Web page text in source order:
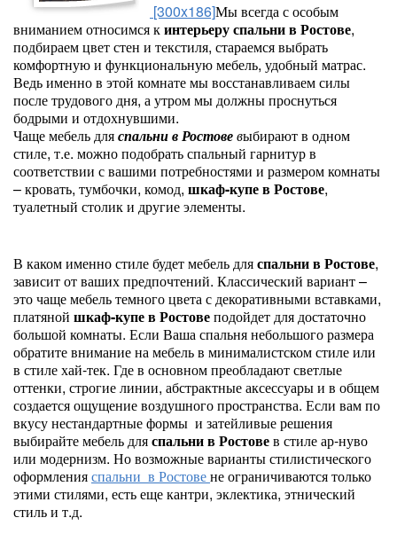
[300x186]Мы всегда с особым
вниманием относимся кинтерьеру спальни в Ростове,
подбираем цвет стен и текстиля, стараемся выбрать
комфортную и функциональную мебель, удобный матрас.
Ведь именно в этой комнате мы восстанавливаем силы
после трудового дня, а утром мы должны проснуться
бодрыми и отдохнувшими.
Чаще мебель дляспальни в Ростовевыбирают в одном
стиле, т.е. можно подобрать спальный гарнитур в
соответствии с вашими потребностями и размером комнаты
– кровать, тумбочки, комод, шкаф-купе в Ростове,
туалетный столик и другие элементы.
В каком именно стиле будет мебель дляспальни в Ростове,
зависит от ваших предпочтений. Классический вариант –
это чаще мебель темного цвета с декоративными вставками,
платяной шкаф-купе в Ростовеподойдет для достаточно
большой комнаты. Если Ваша спальня небольшого размера
обратите внимание на мебель в минималистском стиле или
в стиле хай-тек. Где в основном преобладают светлые
оттенки, строгие линии, абстрактные аксессуары и в общем
создается ощущение воздушного пространства. Если вам по
вкусу нестандартные формы и затейливые решения
выбирайте мебель дляспальни в Ростовев стиле ар-нуво
или модернизм. Но возможные варианты стилистического
оформленияспальни в Ростовене ограничиваются только
этими стилями, есть еще кантри, эклектика, этнический
стиль и т.д.